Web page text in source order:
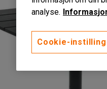
analyse.
Cookie-